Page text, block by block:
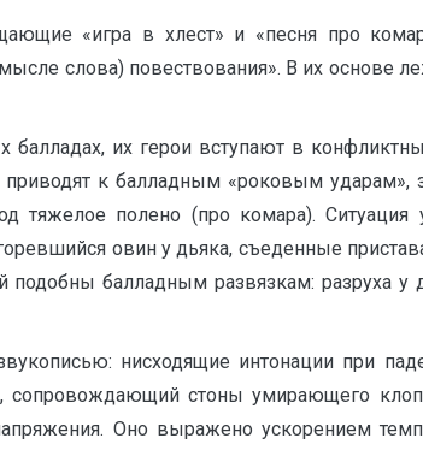
«игра в хлест» и «песня про
слова) повествования». В их основе
их герои вступают в
приводят к балладным «роковым
тяжелое полено (про комара).
овин у дьяка, съеденные
подобны балладным развязкам: разруха
нисходящие интонации при
сопровождающий стоны умирающего
Оно выражено ускорением